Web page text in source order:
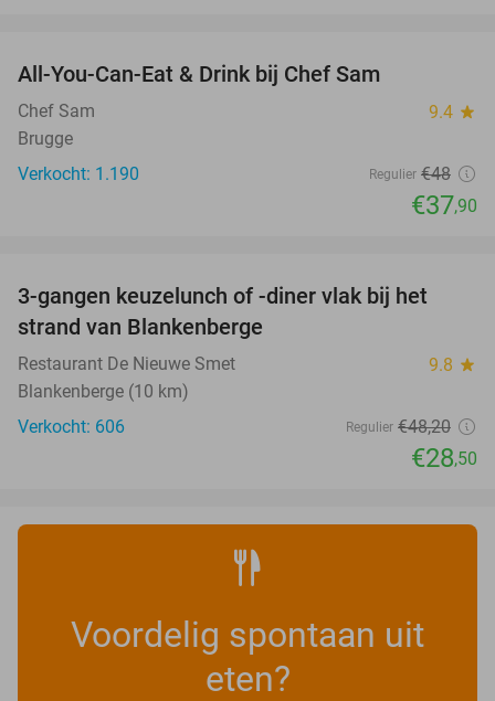
All-You-Can-Eat & Drink bij Chef Sam
Chef Sam 9.4 star
Brugge
Verkocht: 1.190
Regulier €48
€37,90
3-gangen keuzelunch of -diner vlak bij het
strand van Blankenberge
Restaurant De Nieuwe Smet 9.8 star
Blankenberge (10 km)
Verkocht: 606
Regulier €48,20
€28,50
Voordelig spontaan uit
eten?